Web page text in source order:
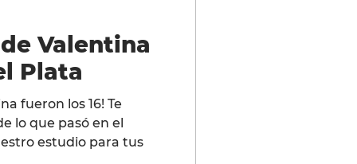
Valentina
Plata
fueron los 16! Te
lo que pasó en el
estudio para tus